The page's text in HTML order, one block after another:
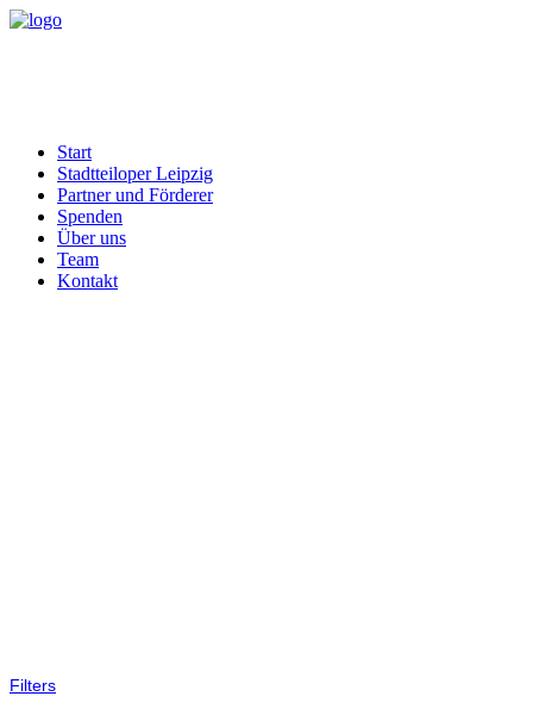
Start
Stadtteiloper Leipzig
Partner und Förderer
Spenden
Über uns
Team
Kontakt
Filters